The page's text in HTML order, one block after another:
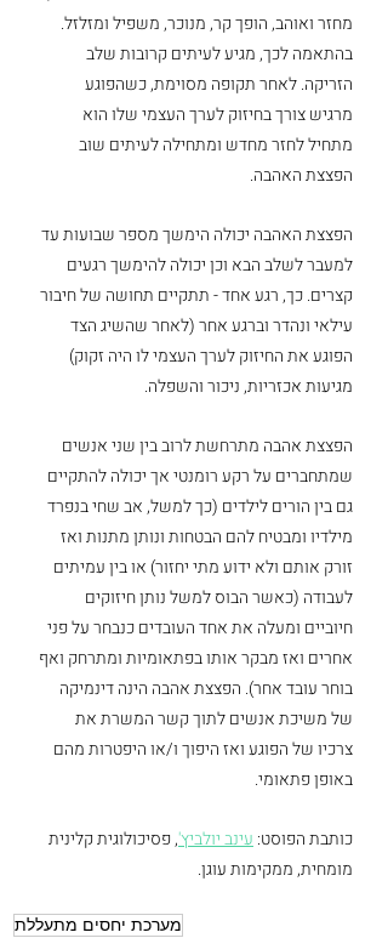
מחזר ואוהב, הופך קר, מנוכר, משפיל ומזלזל.
בהתאמה לכך, מגיע לעיתים קרובות שלב
הזריקה. לאחר תקופה מסוימת, כשהפוגע
מרגיש צורך בחיזוק לערך העצמי שלו הוא
מתחיל לחזר מחדש ומתחילה לעיתים שוב
הפצצת האהבה.
הפצצת האהבה יכולה הימשך מספר שבועות עד
למעבר לשלב הבא וכן יכולה להימשך רגעים
קצרים. כך, רגע אחד - תתקיים תחושה של חיבור
עילאי ונהדר וברגע אחר (לאחר שהשיג הצד
הפוגע את החיזוק לערך העצמי לו היה זקוק)
מגיעות אכזריות, ניכור והשפלה.
הפצצת אהבה מתרחשת לרוב בין שני אנשים
שמתחברים על רקע רומנטי אך יכולה להתקיים
גם בין הורים לילדים (כך למשל, אב שחי בנפרד
מילדיו ומבטיח להם הבטחות ונותן מתנות ואז
זורק אותם ולא ידוע מתי יחזור) או בין עמיתים
לעבודה (כאשר הבוס למשל נותן חיזוקים
חיוביים ומעלה את אחד העובדים כנבחר על פני
אחרים ואז מבקר אותו בפתאומיות ומתרחק ואף
בוחר עובד אחר). הפצצת אהבה הינה דינמיקה
של משיכת אנשים לתוך קשר המשרת את
צרכיו של הפוגע ואז היפוך ו/או היפטרות מהם
באופן פתאומי.
כותבת הפוסט: עינב יולביץ', פסיכולוגית קלינית
מומחית, ממקימות עוגן.
מערכת יחסים מתעללת